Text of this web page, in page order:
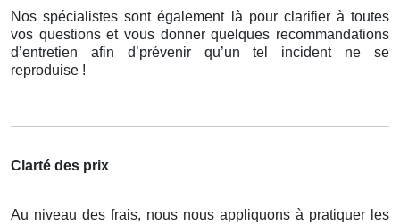
Nos spécialistes sont également là pour clarifier à toutes
vos questions et vous donner quelques recommandations
d’entretien afin d’prévenir qu’un tel incident ne se
reproduise !
Clarté des prix
Au niveau des frais, nous nous appliquons à pratiquer les